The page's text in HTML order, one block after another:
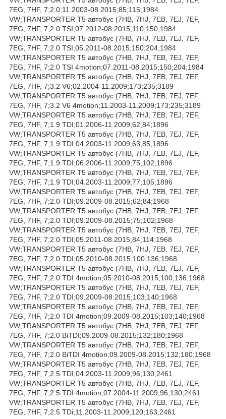
7EG, 7HF, 7;2.0;11.2003-08.2015;85;115;1984
VW;TRANSPORTER T5 автобус (7HB, 7HJ, 7EB, 7EJ, 7EF,
7EG, 7HF, 7;2.0 TSI;07.2012-08.2015;110;150;1984
VW;TRANSPORTER T5 автобус (7HB, 7HJ, 7EB, 7EJ, 7EF,
7EG, 7HF, 7;2.0 TSI;05.2011-08.2015;150;204;1984
VW;TRANSPORTER T5 автобус (7HB, 7HJ, 7EB, 7EJ, 7EF,
7EG, 7HF, 7;2.0 TSI 4motion;07.2011-08.2015;150;204;1984
VW;TRANSPORTER T5 автобус (7HB, 7HJ, 7EB, 7EJ, 7EF,
7EG, 7HF, 7;3.2 V6;02.2004-11.2009;173;235;3189
VW;TRANSPORTER T5 автобус (7HB, 7HJ, 7EB, 7EJ, 7EF,
7EG, 7HF, 7;3.2 V6 4motion;11.2003-11.2009;173;235;3189
VW;TRANSPORTER T5 автобус (7HB, 7HJ, 7EB, 7EJ, 7EF,
7EG, 7HF, 7;1.9 TDI;01.2006-11.2009;62;84;1896
VW;TRANSPORTER T5 автобус (7HB, 7HJ, 7EB, 7EJ, 7EF,
7EG, 7HF, 7;1.9 TDI;04.2003-11.2009;63;85;1896
VW;TRANSPORTER T5 автобус (7HB, 7HJ, 7EB, 7EJ, 7EF,
7EG, 7HF, 7;1.9 TDI;06.2006-11.2009;75;102;1896
VW;TRANSPORTER T5 автобус (7HB, 7HJ, 7EB, 7EJ, 7EF,
7EG, 7HF, 7;1.9 TDI;04.2003-11.2009;77;105;1896
VW;TRANSPORTER T5 автобус (7HB, 7HJ, 7EB, 7EJ, 7EF,
7EG, 7HF, 7;2.0 TDI;09.2009-08.2015;62;84;1968
VW;TRANSPORTER T5 автобус (7HB, 7HJ, 7EB, 7EJ, 7EF,
7EG, 7HF, 7;2.0 TDI;09.2009-08.2015;75;102;1968
VW;TRANSPORTER T5 автобус (7HB, 7HJ, 7EB, 7EJ, 7EF,
7EG, 7HF, 7;2.0 TDI;05.2011-08.2015;84;114;1968
VW;TRANSPORTER T5 автобус (7HB, 7HJ, 7EB, 7EJ, 7EF,
7EG, 7HF, 7;2.0 TDI;05.2010-08.2015;100;136;1968
VW;TRANSPORTER T5 автобус (7HB, 7HJ, 7EB, 7EJ, 7EF,
7EG, 7HF, 7;2.0 TDI 4motion;05.2010-08.2015;100;136;1968
VW;TRANSPORTER T5 автобус (7HB, 7HJ, 7EB, 7EJ, 7EF,
7EG, 7HF, 7;2.0 TDI;09.2009-08.2015;103;140;1968
VW;TRANSPORTER T5 автобус (7HB, 7HJ, 7EB, 7EJ, 7EF,
7EG, 7HF, 7;2.0 TDI 4motion;09.2009-08.2015;103;140;1968
VW;TRANSPORTER T5 автобус (7HB, 7HJ, 7EB, 7EJ, 7EF,
7EG, 7HF, 7;2.0 BiTDI;09.2009-08.2015;132;180;1968
VW;TRANSPORTER T5 автобус (7HB, 7HJ, 7EB, 7EJ, 7EF,
7EG, 7HF, 7;2.0 BiTDI 4motion;09.2009-08.2015;132;180;1968
VW;TRANSPORTER T5 автобус (7HB, 7HJ, 7EB, 7EJ, 7EF,
7EG, 7HF, 7;2.5 TDI;04.2003-11.2009;96;130;2461
VW;TRANSPORTER T5 автобус (7HB, 7HJ, 7EB, 7EJ, 7EF,
7EG, 7HF, 7;2.5 TDI 4motion;07.2004-11.2009;96;130;2461
VW;TRANSPORTER T5 автобус (7HB, 7HJ, 7EB, 7EJ, 7EF,
7EG, 7HF, 7;2.5 TDi;11.2003-11.2009;120;163;2461